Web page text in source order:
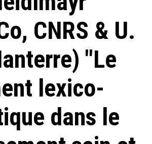
CNRS & U.
"Le
lexico-
dans le